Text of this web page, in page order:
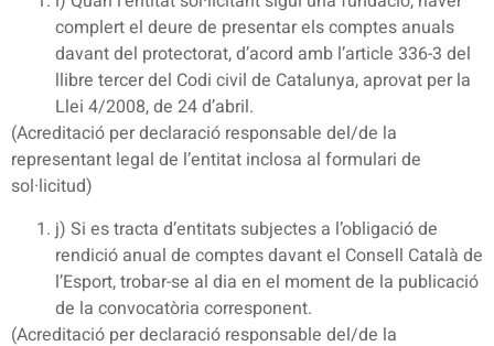
complert el deure de presentar els comptes anuals
davant del protectorat, d’acord amb l’article 336-3 del
llibre tercer del Codi civil de Catalunya, aprovat per la
Llei 4/2008, de 24 d’abril.
(Acreditació per declaració responsable del/de la
representant legal de l’entitat inclosa al formulari de
sol·licitud)
j) Si es tracta d’entitats subjectes a l’obligació de
rendició anual de comptes davant el Consell Català de
l’Esport, trobar-se al dia en el moment de la publicació
de la convocatòria corresponent.
(Acreditació per declaració responsable del/de la